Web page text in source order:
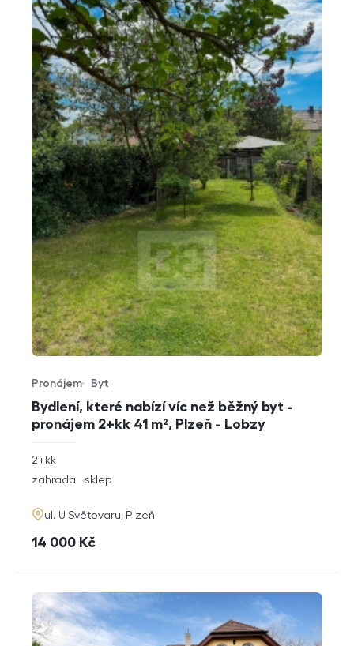
Bydlení, které nabízí víc než běžný byt -
pronájem 2+kk 41 m², Plzeň - Lobzy
Typ nabídky
Pronájem
Typ nemovitosti
Byt
rozměry
2+kk
funkce
zahrada sklep
adresa
ul. U Světovaru, Plzeň
cena
14 000 Kč